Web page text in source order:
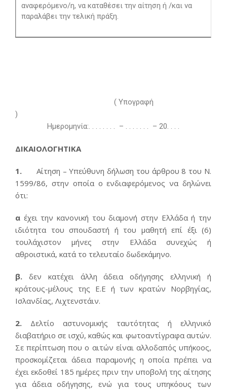
αναφερόμενο/η, να καταθέσει την αίτηση ή /και να
παραλάβει την τελική πράξη.
( Υπογραφή
Ημερομηνία:. . . . . . . . – . . . . . . . – 20. . . .
ΔΙΚΑΙΟΛΟΓΗΤΙΚΑ
1. Αίτηση – Υπεύθυνη δήλωση του άρθρου 8 του Ν.
1599/86, στην οποία ο ενδιαφερόμενος να δηλώνει
ότι:
α έχει την κανονική του διαμονή στην Ελλάδα ή την
ιδιότητα του σπουδαστή ή του μαθητή επί έξι (6)
τουλάχιστον μήνες στην Ελλάδα συνεχώς ή
αθροιστικά, κατά το τελευταίο δωδεκάμηνο.
β. δεν κατέχει άλλη άδεια οδήγησης ελληνική ή
κράτους-μέλους της Ε.Ε ή των κρατών Νορβηγίας,
Ισλανδίας, Λιχτενστάιν.
2. Δελτίο αστυνομικής ταυτότητας ή ελληνικό
διαβατήριο σε ισχύ, καθώς και φωτοαντίγραφα αυτών.
Σε περίπτωση που ο αιτών είναι αλλοδαπός υπήκοος,
προσκομίζεται άδεια παραμονής η οποία πρέπει να
έχει εκδοθεί 185 ημέρες πριν την υποβολή της αίτησης
για άδεια οδήγησης, ενώ για τους υπηκόους των